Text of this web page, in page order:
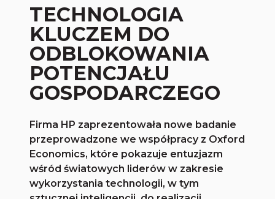
TECHNOLOGIA
KLUCZEM DO
ODBLOKOWANIA
POTENCJAŁU
GOSPODARCZEGO
Firma HP zaprezentowała nowe badanie
przeprowadzone we współpracy z Oxford
Economics, które pokazuje entuzjazm
wśród światowych liderów w zakresie
wykorzystania technologii, w tym